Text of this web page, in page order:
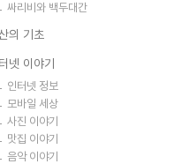
싸리비와 백두대간
의 기초
넷 이야기
인터넷 정보
모바일 세상
사진 이야기
맛집 이야기
음악 이야기